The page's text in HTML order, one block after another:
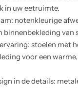
in uw eetruimte.
notenkleurige
binnenbekleding van
stoelen met
voor een
in de details: